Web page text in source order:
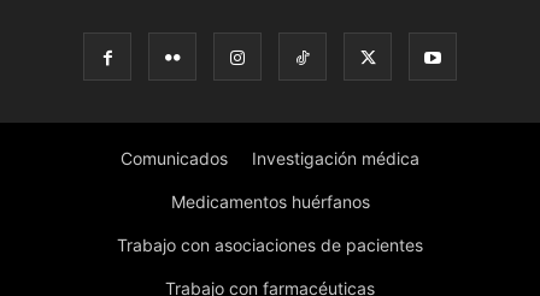
Comunicados Investigación médica
Medicamentos huérfanos
Trabajo con asociaciones de pacientes
Trabajo con farmacéuticas